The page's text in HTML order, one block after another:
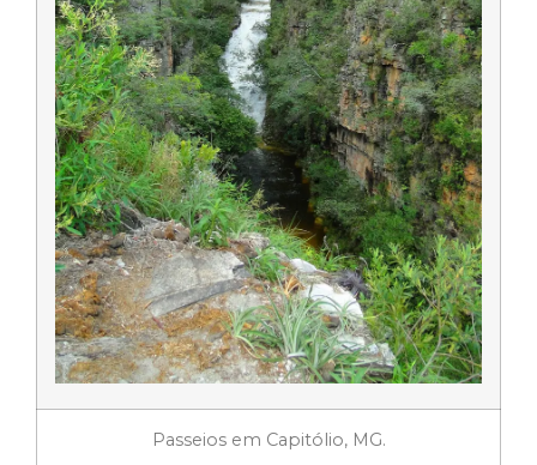
Passeios em Capitólio, MG.